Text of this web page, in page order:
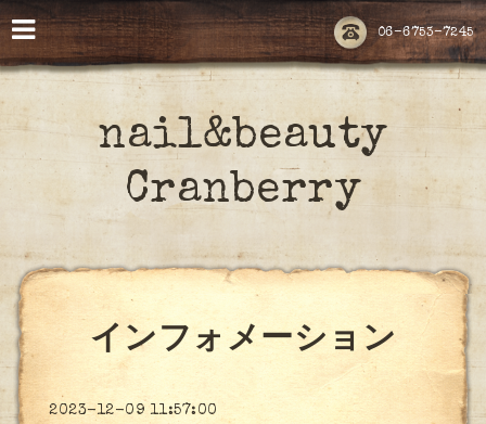
06-6753-7245
nail&beauty
Cranberry
インフォメーション
2023-12-09 11:57:00